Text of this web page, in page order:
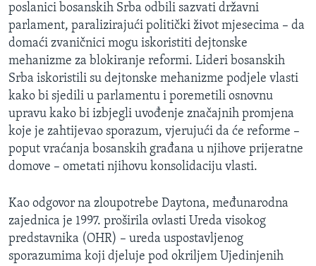
poslanici bosanskih Srba odbili sazvati državni
parlament, paralizirajući politički život mjesecima – da
domaći zvaničnici mogu iskoristiti dejtonske
mehanizme za blokiranje reformi. Lideri bosanskih
Srba iskoristili su dejtonske mehanizme podjele vlasti
kako bi sjedili u parlamentu i poremetili osnovnu
upravu kako bi izbjegli uvođenje značajnih promjena
koje je zahtijevao sporazum, vjerujući da će reforme –
poput vraćanja bosanskih građana u njihove prijeratne
domove – ometati njihovu konsolidaciju vlasti.
Kao odgovor na zloupotrebe Daytona, međunarodna
zajednica je 1997. proširila ovlasti Ureda visokog
predstavnika (OHR) – ureda uspostavljenog
sporazumima koji djeluje pod okriljem Ujedinjenih